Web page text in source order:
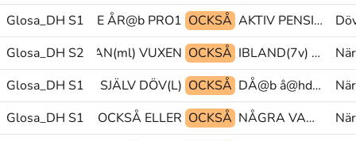
Glosa_DH S1
FRAMTID+TRE ÅR@b PRO1 OCKSÅ AKTIV PENSIONÄR PRO1
Glosa_DH S2
BARN UTAN(ml) VUXEN OCKSÅ IBLAND(7v) TRÄFFAS NÅGON
Glosa_DH S1PEK SJÄLV DÖV(L) OCKSÅ DÅ@b å@hd PEK>person/PEK
Glosa_DH S1
CODA@b OCKSÅ ELLER OCKSÅ NÅGRA VARA tp@&